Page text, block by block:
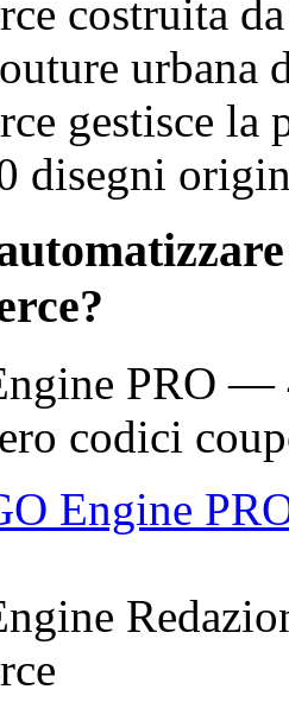
costruita
urbana
gestisce la
disegni
PRO —
codici
Engine